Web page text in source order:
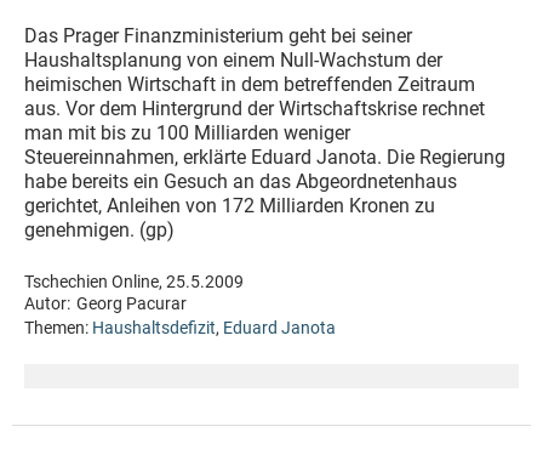
Das Prager Finanzministerium geht bei seiner
Haushaltsplanung von einem Null-Wachstum der
heimischen Wirtschaft in dem betreffenden Zeitraum
aus. Vor dem Hintergrund der Wirtschaftskrise rechnet
man mit bis zu 100 Milliarden weniger
Steuereinnahmen, erklärte Eduard Janota. Die Regierung
habe bereits ein Gesuch an das Abgeordnetenhaus
gerichtet, Anleihen von 172 Milliarden Kronen zu
genehmigen. (gp)
Tschechien Online, 25.5.2009
Autor: Georg Pacurar
Themen: Haushaltsdefizit, Eduard Janota